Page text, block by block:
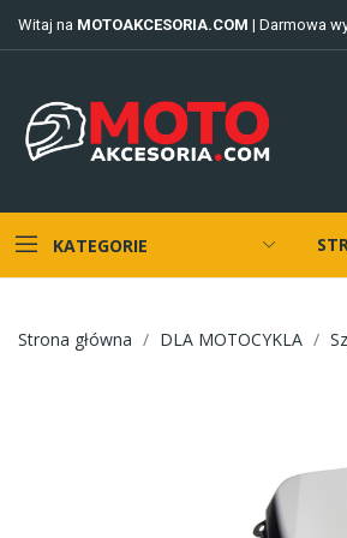
Witaj na MOTOAKCESORIA.COM | Darmowa
KATEGORIE
Strona główna DLA MOTOCYKLA